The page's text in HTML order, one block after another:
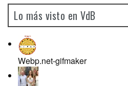
Lo más visto en VdB
Webp.net-gifmaker